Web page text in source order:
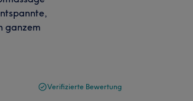
ganzem
Verifizierte Bewertung